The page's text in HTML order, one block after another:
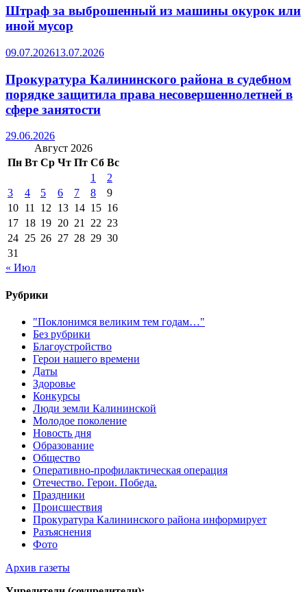
Штраф за выброшенный из машины окурок или
иной мусор
09.07.202613.07.2026
Прокуратура Калининского района в судебном
порядке защитила права несовершеннолетней в
сфере занятости
29.06.2026
Август 2026
Пн Вт Ср Чт Пт Сб Вс
1
2
3
4 5 6 7 8
9
10 11 12 13 14 15 16
17 18 19 20 21 22 23
24 25 26 27 28 29 30
31
« Июл
Рубрики
"Поклонимся великим тем годам…"
Без рубрики
Благоустройство
Герои нашего времени
Даты
Здоровье
Конкурсы
Люди земли Калининской
Молодое поколение
Новость дня
Образование
Общество
Оперативно-профилактическая операция
Отечество. Герои. Победа.
Праздники
Происшествия
Прокуратура Калининского района информирует
Разъяснения
Фото
Архив газеты